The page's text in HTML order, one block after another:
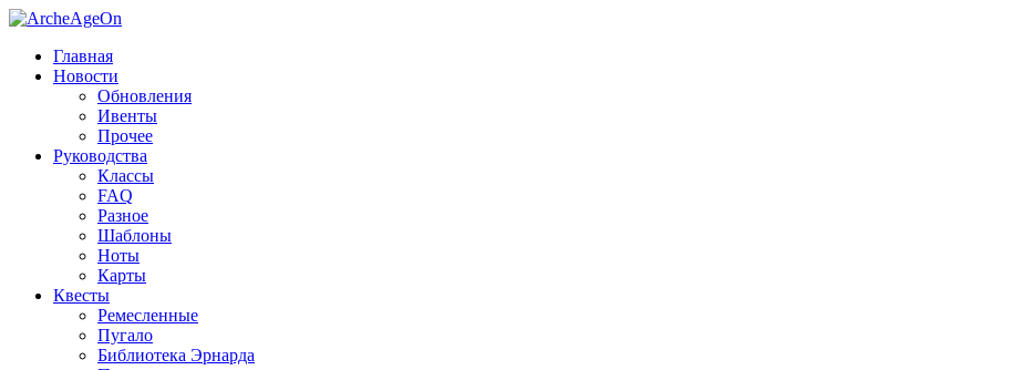
Главная
Новости
Обновления
Ивенты
Прочее
Руководства
Классы
FAQ
Разное
Шаблоны
Ноты
Карты
Квесты
Ремесленные
Пугало
Библиотека Эрнарда